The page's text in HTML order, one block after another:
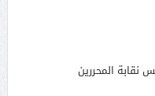
نقابة المحررين